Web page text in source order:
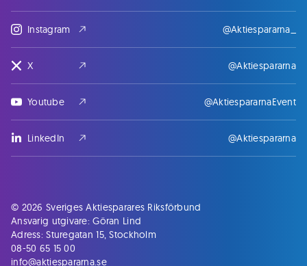
Instagram @Aktiespararna_
X @Aktiespararna
Youtube @AktiespararnaEvent
LinkedIn @Aktiespararna
© 2026 Sveriges Aktiesparares Riksförbund
Ansvarig utgivare: Göran Lind
Adress: Sturegatan 15, Stockholm
08-50 65 15 00
info@aktiespararna.se